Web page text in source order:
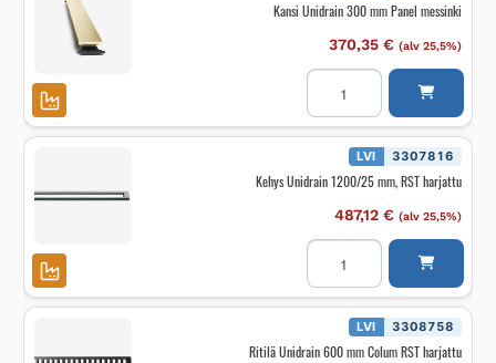
Kansi Unidrain 300 mm Panel messinki
370,35 € (alv 25,5%)
Kansi
Unidrain
mm
Panel
messinki
määrä
LVI 3307816
Kehys Unidrain 1200/25 mm, RST harjattu
487,12 € (alv 25,5%)
Kehys
Unidrain
1200/25
mm,
RST
harjattu
määrä
LVI 3308758
Ritilä Unidrain 600 mm Colum RST harjattu